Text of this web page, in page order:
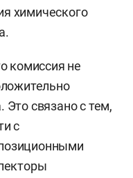
химического
комиссия не
связано с тем,
с